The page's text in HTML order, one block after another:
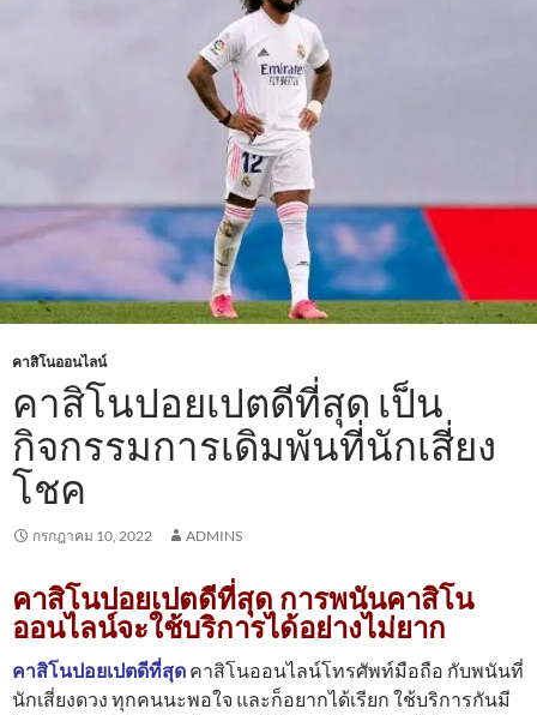
คาสิโนออนไลน์
คาสิโนปอยเปตดีที่สุด เป็น
กิจกรรมการเดิมพันที่นักเสี่ยง
โชค
กรกฎาคม 10, 2022 ADMINS
คาสิโนปอยเปตดีที่สุด การพนันคาสิโน
ออนไลน์จะใช้บริการได้อย่างไม่ยาก
คาสิโนปอยเปตดีที่สุด คาสิโนออนไลน์โทรศัพท์มือถือ กับพนันที่
นักเสี่ยงดวง ทุกคนนะพอใจ และก็อยากได้เรียก ใช้บริการกันมี